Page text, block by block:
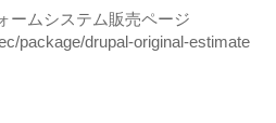
ームシステム販売ページ
package/drupal-original-estimate